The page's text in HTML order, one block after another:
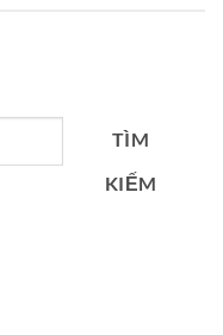
TÌM
KIẾM